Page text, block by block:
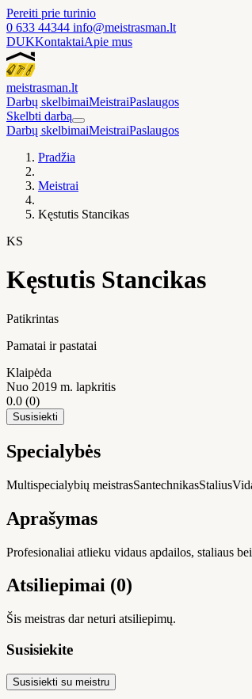
Pereiti prie turinio
0 633 44344 info@meistrasman.lt
DUKKontaktaiApie mus
meistrasman.lt
Darbų skelbimaiMeistraiPaslaugos
Skelbti darbą
Darbų skelbimaiMeistraiPaslaugos
Pradžia
Meistrai
Kęstutis Stancikas
KS
Kęstutis Stancikas
Patikrintas
Pamatai ir pastatai
Klaipėda
Nuo 2019 m. lapkritis
0.0 (0)
Susisiekti
Specialybės
Multispecialybių meistrasSantechnikasStalius
Aprašymas
Profesionaliai atlieku vidaus apdailos, staliaus
Atsiliepimai (0)
Šis meistras dar neturi atsiliepimų.
Susisiekite
Susisiekti su meistru